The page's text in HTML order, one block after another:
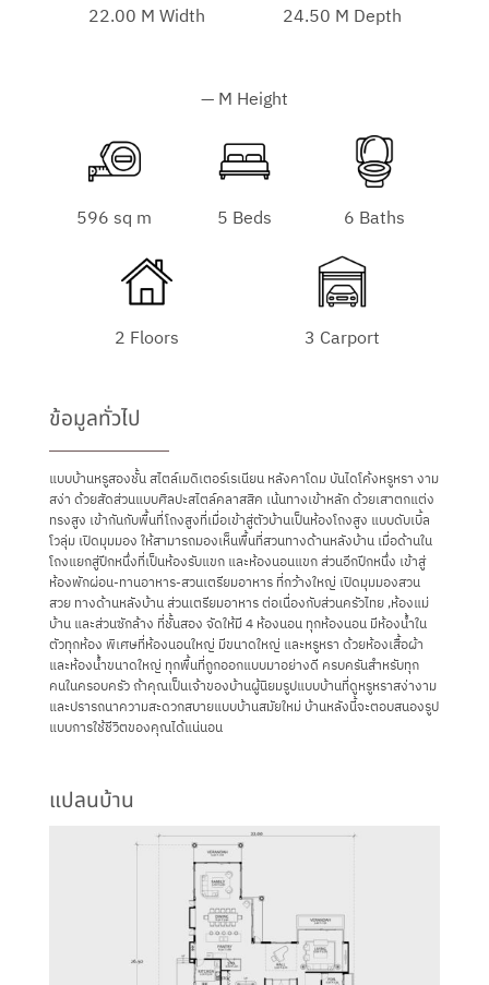
22.00 M Width 24.50 M Depth
— M Height
596 sq m 5 Beds 6 Baths
2 Floors 3 Carport
ข้อมูลทั่วไป
แบบบ้านหรูสองชั้น สไตล์เมดิเตอร์เรเนียน หลังคาโดม บันไดโค้งหรูหรา งาม
สง่า ด้วยสัดส่วนแบบศิลปะสไตล์คลาสสิค เน้นทางเข้าหลัก ด้วยเสาตกแต่ง
ทรงสูง เข้ากันกับพื้นที่โถงสูงที่เมื่อเข้าสู่ตัวบ้านเป็นห้องโถงสูง แบบดับเบิ้ล
โวลุ่ม เปิดมุมมอง ให้สามารถมองเห็นพื้นที่สวนทางด้านหลังบ้าน เมื่อด้านใน
โถงแยกสู่ปีกหนึ่งที่เป็นห้องรับแขก และห้องนอนแขก ส่วนอีกปีกหนึ่ง เข้าสู่
ห้องพักผ่อน-ทานอาหาร-สวนเตรียมอาหาร ที่กว้างใหญ่ เปิดมุมมองสวน
สวย ทางด้านหลังบ้าน ส่วนเตรียมอาหาร ต่อเนื่องกับส่วนครัวไทย ,ห้องแม่
บ้าน และส่วนซักล้าง ที่ชั้นสอง จัดให้มี 4 ห้องนอน ทุกห้องนอน มีห้องน้ำใน
ตัวทุกห้อง พิเศษที่ห้องนอนใหญ่ มีขนาดใหญ่ และหรูหรา ด้วยห้องเสื้อผ้า
และห้องน้ำขนาดใหญ่ ทุกพื้นที่ถูกออกแบบมาอย่างดี ครบครันสำหรับทุก
คนในครอบครัว ถ้าคุณเป็นเจ้าของบ้านผู้นิยมรูปแบบบ้านที่ดูหรูหราสง่างาม
และปรารถนาความสะดวกสบายแบบบ้านสมัยใหม่ บ้านหลังนี้จะตอบสนองรูป
แบบการใช้ชีวิตของคุณได้แน่นอน
แปลนบ้าน